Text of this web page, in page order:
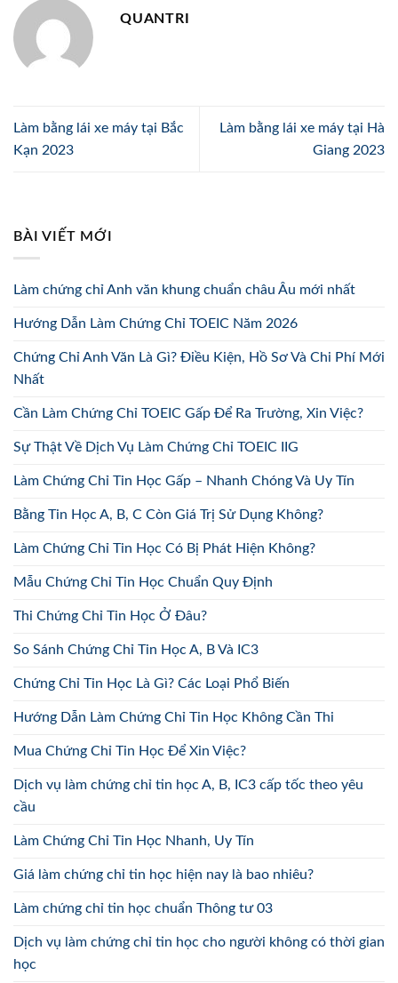
QUANTRI
Làm bằng lái xe máy tại Bắc
Kạn 2023
Làm bằng lái xe máy tại Hà
Giang 2023
BÀI VIẾT MỚI
Làm chứng chỉ Anh văn khung chuẩn châu Âu mới nhất
Hướng Dẫn Làm Chứng Chỉ TOEIC Năm 2026
Chứng Chỉ Anh Văn Là Gì? Điều Kiện, Hồ Sơ Và Chi Phí Mới
Nhất
Cần Làm Chứng Chỉ TOEIC Gấp Để Ra Trường, Xin Việc?
Sự Thật Về Dịch Vụ Làm Chứng Chỉ TOEIC IIG
Làm Chứng Chỉ Tin Học Gấp – Nhanh Chóng Và Uy Tín
Bằng Tin Học A, B, C Còn Giá Trị Sử Dụng Không?
Làm Chứng Chỉ Tin Học Có Bị Phát Hiện Không?
Mẫu Chứng Chỉ Tin Học Chuẩn Quy Định
Thi Chứng Chỉ Tin Học Ở Đâu?
So Sánh Chứng Chỉ Tin Học A, B Và IC3
Chứng Chỉ Tin Học Là Gì? Các Loại Phổ Biến
Hướng Dẫn Làm Chứng Chỉ Tin Học Không Cần Thi
Mua Chứng Chỉ Tin Học Để Xin Việc?
Dịch vụ làm chứng chỉ tin học A, B, IC3 cấp tốc theo yêu
cầu
Làm Chứng Chỉ Tin Học Nhanh, Uy Tín
Giá làm chứng chỉ tin học hiện nay là bao nhiêu?
Làm chứng chỉ tin học chuẩn Thông tư 03
Dịch vụ làm chứng chỉ tin học cho người không có thời gian
học